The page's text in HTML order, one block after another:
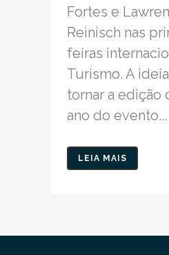
Fortes e
Reinisch nas
feiras
Turismo. A
tornar a edição
ano do evento...
LEIA MAIS